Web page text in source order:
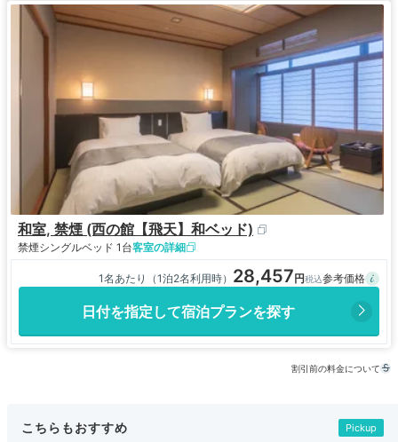
今の時代、経費並びに資源の節約として お止めに
なっても差し支えないかと
和室, 禁煙 (西の館【飛天】和ベッド)
禁煙シングルベッド 1台客室の詳細
1名あたり（1泊2名利用時） 28,457
日付を指定して宿泊プランを探す
割引前の料金について
こちらもおすすめ Pickup